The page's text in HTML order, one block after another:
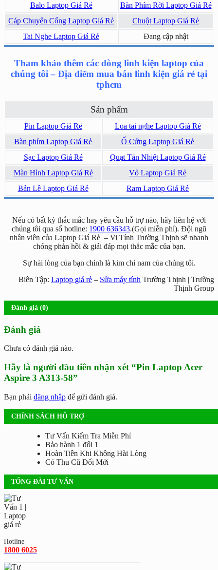
Balo Laptop Giá Rẻ
Bàn Phím Rời Laptop Giá Rẻ
Cáp Chuyển Cổng Laptop Giá Rẻ
Chuột Laptop Giá Rẻ
Tai Nghe Laptop Giá Rẻ
Đang cập nhật
Tham khảo thêm các dòng linh kiện laptop của
chúng tôi – Địa điểm mua bán linh kiện giá rẻ tại
tphcm
Sản phẩm
Pin Laptop Giá Rẻ
Loa tai nghe Laptop Giá Rẻ
Bàn phím Laptop Giá Rẻ
Ổ Cứng Laptop Giá Rẻ
Sạc Laptop Giá Rẻ
Quạt Tản Nhiệt Laptop Giá Rẻ
Màn Hình Laptop Giá Rẻ
Vỏ Laptop Giá Rẻ
Bản Lề Laptop Giá Rẻ
Ram Laptop Giá Rẻ
Nếu có bất kỳ thắc mắc hay yêu cầu hỗ trợ nào, hãy liên hệ với
chúng tôi qua số hotline: 1900 636343.(Gọi miễn phí). Đội ngũ
nhân viên của Laptop Giá Rẻ – Vi Tính Trường Thịnh sẽ nhanh
chóng phản hồi & giải đáp mọi thắc mắc của bạn.
Sự hài lòng của bạn chính là kim chỉ nam của chúng tôi.
Biên Tập: Laptop giá rẻ – Sửa máy tính Trường Thịnh | Trường
Thịnh Group
Đánh giá (0)
Đánh giá
Chưa có đánh giá nào.
Hãy là người đầu tiên nhận xét “Pin Laptop Acer
Aspire 3 A313-58”
Bạn phải đăng nhập để gửi đánh giá.
CHÍNH SÁCH HỖ TRỢ
Tư Vấn Kiểm Tra Miễn Phí
Bảo hành 1 đổi 1
Hoàn Tiền Khi Không Hài Lòng
Có Thu Cũ Đổi Mới
TỔNG ĐÀI TƯ VẤN
Hotline
1800 6025